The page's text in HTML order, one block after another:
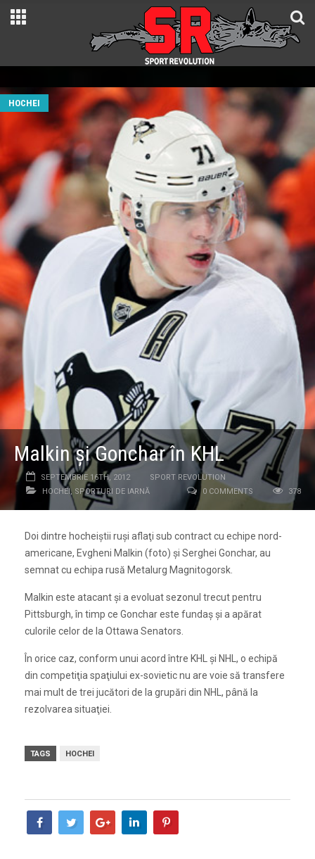
HOCHEI
Malkin şi Gonchar în KHL
SEPTEMBRIE 16TH, 2012
SPORT REVOLUTION
HOCHEI, SPORTURI DE IARNĂ 0 COMMENTS 378
Doi dintre hocheiştii ruşi aflaţi sub contract cu echipe nord-
americane, Evgheni Malkin (foto) şi Serghei Gonchar, au
semnat cu echipa rusă Metalurg Magnitogorsk.
Malkin este atacant şi a evoluat sezonul trecut pentru
Pittsburgh, în timp ce Gonchar este fundaş şi a apărat
culorile celor de la Ottawa Senators.
În orice caz, conform unui acord între KHL şi NHL, o echipă
din competiţia spaţiului ex-sovietic nu are voie să transfere
mai mult de trei jucători de la grupări din NHL, până la
rezolvarea situaţiei.
TAGS HOCHEI